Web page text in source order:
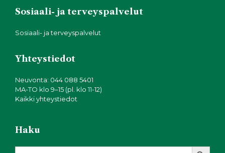
Sosiaali- ja terveyspalvelut
Sosiaali- ja terveyspalvelut
Yhteystiedot
Neuvonta: 044 088 5401
MA-TO klo 9–15 (pl. klo 11-12)
Kaikki yhteystiedot
Haku
Search Search Button